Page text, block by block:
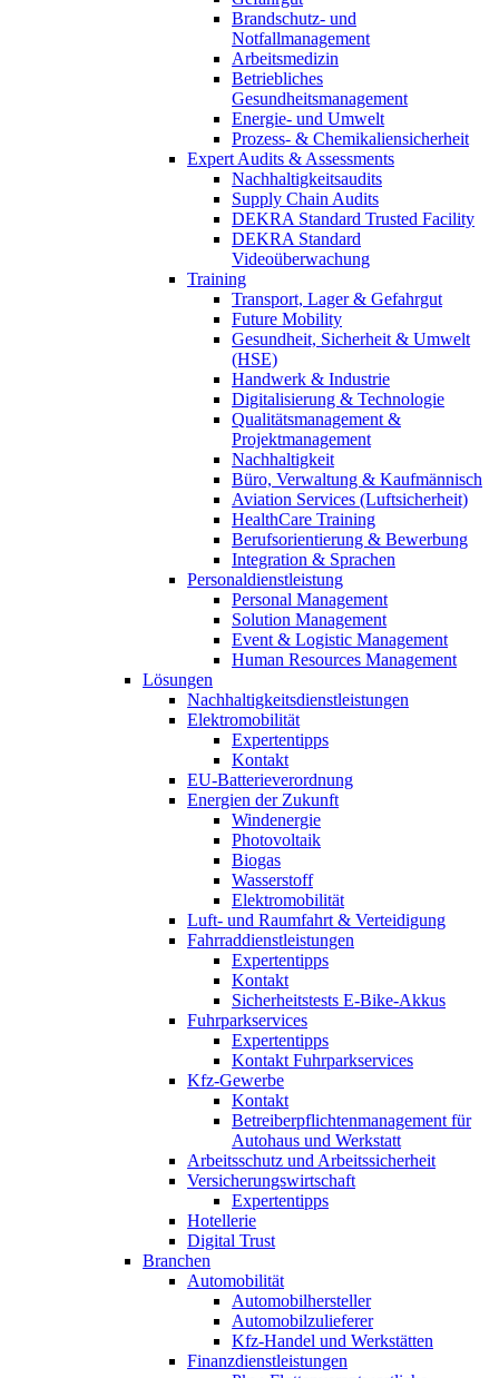
Brandschutz- und
Notfallmanagement
Arbeitsmedizin
Betriebliches
Gesundheitsmanagement
Energie- und Umwelt
Prozess- & Chemikaliensicherheit
Expert Audits & Assessments
Nachhaltigkeitsaudits
Supply Chain Audits
DEKRA Standard Trusted Facility
DEKRA Standard
Videoüberwachung
Training
Transport, Lager & Gefahrgut
Future Mobility
Gesundheit, Sicherheit & Umwelt
(HSE)
Handwerk & Industrie
Digitalisierung & Technologie
Qualitätsmanagement &
Projektmanagement
Nachhaltigkeit
Büro, Verwaltung & Kaufmännisch
Aviation Services (Luftsicherheit)
HealthCare Training
Berufsorientierung & Bewerbung
Integration & Sprachen
Personaldienstleistung
Personal Management
Solution Management
Event & Logistic Management
Human Resources Management
Lösungen
Nachhaltigkeitsdienstleistungen
Elektromobilität
Expertentipps
Kontakt
EU-Batterieverordnung
Energien der Zukunft
Windenergie
Photovoltaik
Biogas
Wasserstoff
Elektromobilität
Luft- und Raumfahrt & Verteidigung
Fahrraddienstleistungen
Expertentipps
Kontakt
Sicherheitstests E-Bike-Akkus
Fuhrparkservices
Expertentipps
Kontakt Fuhrparkservices
Kfz-Gewerbe
Kontakt
Betreiberpflichtenmanagement für
Autohaus und Werkstatt
Arbeitsschutz und Arbeitssicherheit
Versicherungswirtschaft
Expertentipps
Hotellerie
Digital Trust
Branchen
Automobilität
Automobilhersteller
Automobilzulieferer
Kfz-Handel und Werkstätten
Finanzdienstleistungen